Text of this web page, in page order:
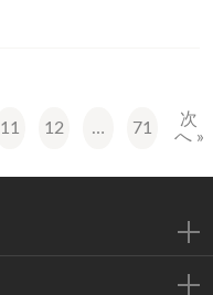
11 12 … 71
次
へ »